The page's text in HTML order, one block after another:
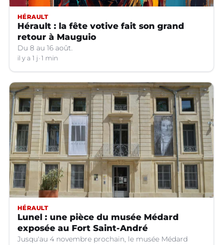
HÉRAULT
Hérault : la fête votive fait son grand
retour à Mauguio
Du 8 au 16 août.
il y a 1 j 1 min
HÉRAULT
Lunel : une pièce du musée Médard
exposée au Fort Saint-André
Jusqu'au 4 novembre prochain, le musée Médard